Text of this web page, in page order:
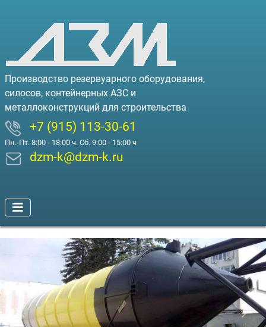
Производство резервуарного оборудования,
силосов, контейнерных АЗС и
металлоконструкций для строительства
+7 (915) 113-30-61
Пн.-Пт. 8:00 - 18:00 ч. Сб. 9:00 - 15:00 ч
dzm-k@dzm-k.ru
Предыдущий